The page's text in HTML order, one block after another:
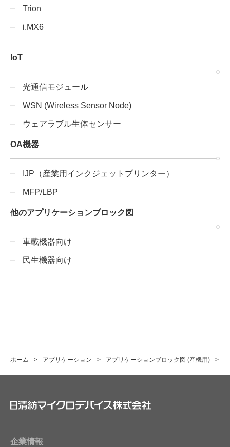
Trion
i.MX6
IoT
光通信モジュール
WSN (Wireless Sensor Node)
ウェアラブル生体センサー
OA機器
IJP（産業用インクジェットプリンター）
MFP/LBP
他のアプリケーションブロック図
車載機器向け
民生機器向け
ホーム アプリケーション アプリケーションブロック図 (産機用)
企業情報